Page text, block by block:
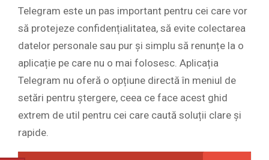
Telegram este un pas important pentru cei care vor
să protejeze confidențialitatea, să evite colectarea
datelor personale sau pur și simplu să renunțe la o
aplicație pe care nu o mai folosesc. Aplicația
Telegram nu oferă o opțiune directă în meniul de
setări pentru ștergere, ceea ce face acest ghid
extrem de util pentru cei care caută soluții clare și
rapide.